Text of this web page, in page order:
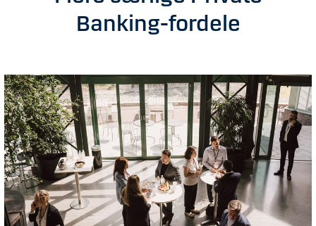
Banking-fordele